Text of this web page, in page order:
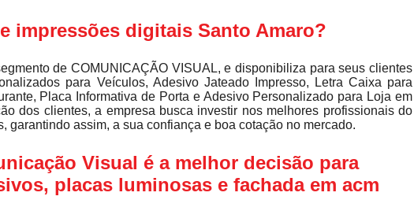
impressões digitais Santo Amaro?
de COMUNICAÇÃO VISUAL, e disponibiliza para seus clientes
para Veículos, Adesivo Jateado Impresso, Letra Caixa para
Placa Informativa de Porta e Adesivo Personalizado para Loja em
dos clientes, a empresa busca investir nos melhores profissionais do
garantindo assim, a sua confiança e boa cotação no mercado.
Visual é a melhor decisão para
placas luminosas e fachada em acm